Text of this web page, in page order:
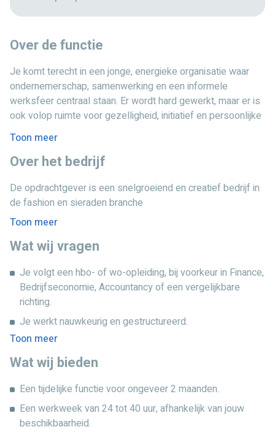
Over de functie
Je komt terecht in een jonge, energieke organisatie waar
ondernemerschap, samenwerking en een informele
werksfeer centraal staan. Er wordt hard gewerkt, maar er is
ook volop ruimte voor gezelligheid, initiatief en persoonlijke
ontwikkeling. Samen met een enthousiast finance team
draag je bij aan een soepel lopende administratie én krijg je
de kans om mee te kijken bij innovatieve verbeterprojecten.
De nadruk ligt op het verwerken van inkomende facturen.
Daarnaast ondersteun je het team met:
Het boeken en verwerken van inkoopfacturen (prioriteit).
Het beheren en verwerken van de finance e-mailboxen.
automatiseren van de factuurverwerking.
Overige administratieve werkzaamheden binnen Accounts
Payable.
Toon meer
Over het bedrijf
De opdrachtgever is een snelgroeiend en creatief bedrijf in
de fashion en sieraden branche
Toon meer
Wat wij vragen
Je volgt een hbo- of wo-opleiding, bij voorkeur in Finance,
Bedrijfseconomie, Accountancy of een vergelijkbare
richting.
Je werkt nauwkeurig en gestructureerd.
Je bent leergierig en pakt werkzaamheden snel op.
Je bent communicatief vaardig en vindt het leuk om
Ervaring met administratieve werkzaamheden is mooi
meegenomen, maar geen vereiste.
Toon meer
Wat wij bieden
Een tijdelijke functie voor ongeveer 2 maanden.
Een werkweek van 24 tot 40 uur, afhankelijk van jouw
beschikbaarheid.